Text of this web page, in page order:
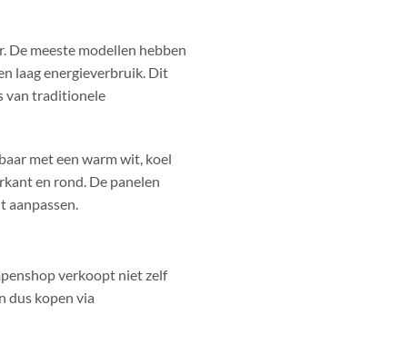
De meeste modellen hebben
laag energieverbruik. Dit
van traditionele
met een warm wit, koel
en rond. De panelen
aanpassen.
verkoopt niet zelf
dus kopen via